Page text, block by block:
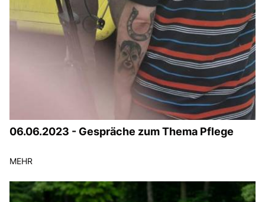
06.06.2023 - Gespräche zum Thema Pflege
MEHR